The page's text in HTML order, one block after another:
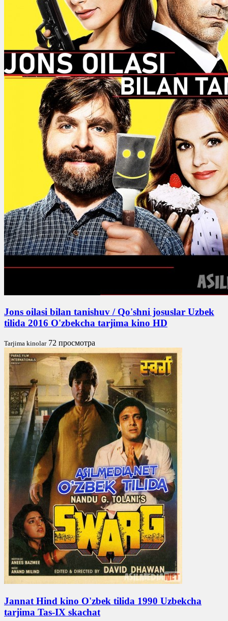
Jons oilasi bilan tanishuv / Qo'shni josuslar Uzbek
tilida 2016 O'zbekcha tarjima kino HD
Tarjima kinolar 72 просмотра
Jannat Hind kino O'zbek tilida 1990 Uzbekcha
tarjima Tas-IX skachat